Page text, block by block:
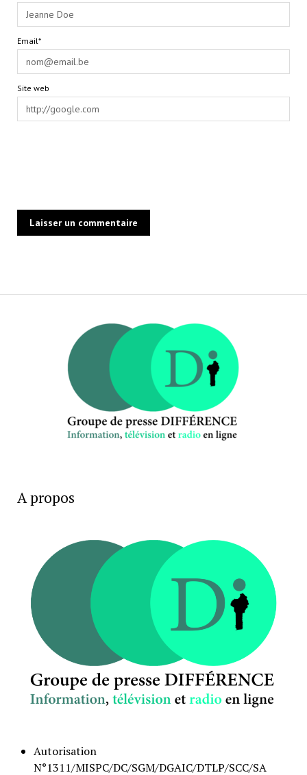
Email*
Site web
A propos
Autorisation
N°1311/MISPC/DC/SGM/DGAIC/DTLP/SCC/SA